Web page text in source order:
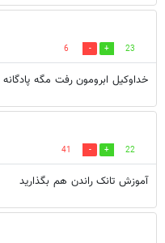
23
6
خداوکیل ابرومون رفت مگه پادگانه
22
41
آموزش تانک راندن هم بگذارید